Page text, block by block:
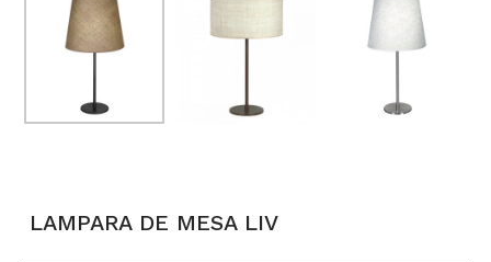
LAMPARA DE MESA LIV